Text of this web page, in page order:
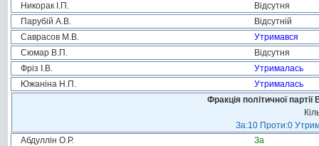
Никорак І.П.
Відсутня
Парубій А.В.
Відсутній
Саврасов М.В.
Утримався
Сюмар В.П.
Відсутня
Фріз І.В.
Утрималась
Южаніна Н.П.
Утрималась
Фракція політичної
За:10 Проти:0
Абдуллін О.Р.
За